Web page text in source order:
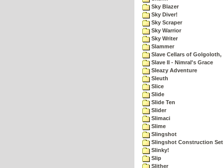
Sky Blazer
Sky Diver!
Sky Scraper
Sky Warrior
Sky Writer
Slammer
Slave Cellars of Golgoloth,
Slave II - Nimral's Grace
Sleazy Adventure
Sleuth
Slice
Slide
Slide Ten
Slider
Slimaci
Slime
Slingshot
Slingshot Construction Set
Slinky!
Slip
Slither